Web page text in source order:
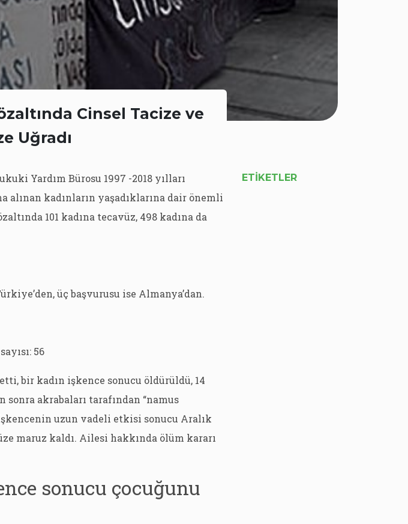
Cinsel Tacize ve
Uğradı
Yardım Bürosu 1997 -2018 yılları
alınan kadınların yaşadıklarına dair önemli
101 kadına tecavüz, 498 kadına da
üç başvurusu ise Almanya’dan.
56
bir kadın işkence sonucu öldürüldü, 14
sonra akrabaları tarafından “namus
uzun vadeli etkisi sonucu Aralık
maruz kaldı. Ailesi hakkında ölüm kararı
sonucu çocuğunu
ETIKETLER